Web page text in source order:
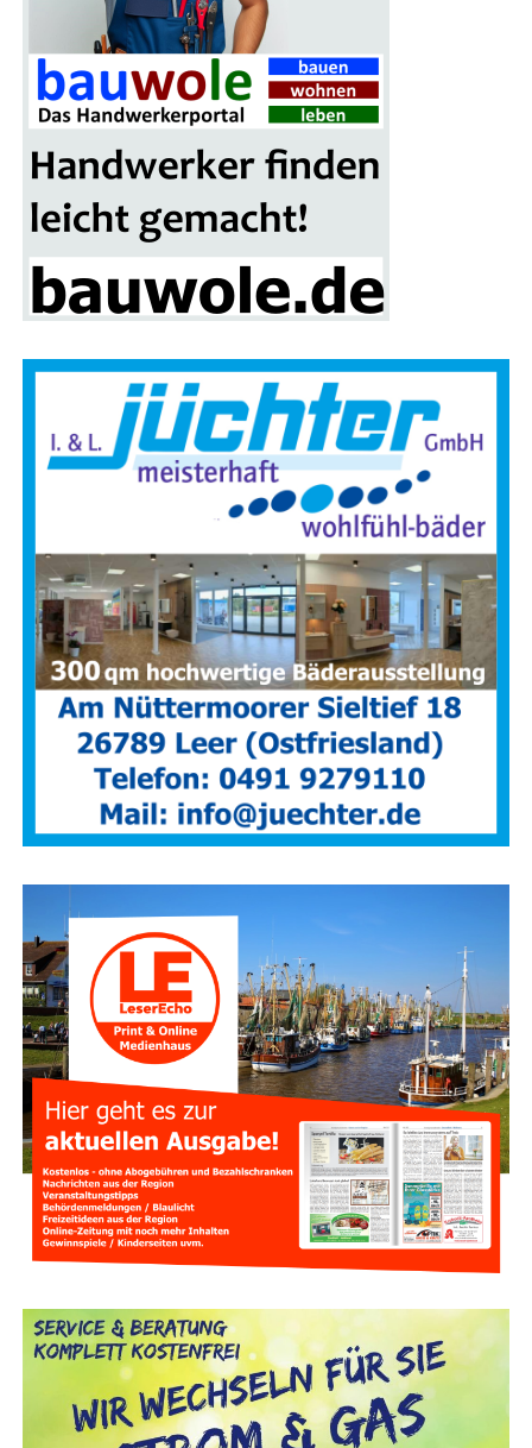
Grup­pen­fo­to vor der Brand­si­mu­la­ti­ons­an­la­ge in Leer:
Sascha Jöhnk („Brand­stif­ter“) von der Fir­ma Blaul & Sei­
fert GmbH aus Gan­der­ke­see , Land­rat Mat­thi­as Groo­te
sowie zwei Teil­neh­mer der Heiß­aus­bil­dung
Schutz­mon­tur und Atem­schutz.
Für die Bevöl­ke­rung ist es eine erfreu­li­che Ent­wick­lung:
In den letz­ten Jah­ren ist die Zahl der Haus­brän­de deut­lich
zurück­ge­gan­gen. Rauch­mel­der sor­gen zudem dafür, dass
Bewoh­ner gefähr­de­te Gebäu­de meist recht­zei­tig ver­las­
Das hat jedoch zur Fol­ge, dass Feu­er­
wehr­leu­te sel­te­ner Gele­gen­heit haben, im Innen­an­griff
prak­ti­sche Erfah­run­gen zu sam­meln.Rou­ti­ne und
siche­re Hand­lungs­ab­läu­fe müs­sen des­halb gezielt trai­
niert wer­den – unter rea­lis­ti­schen Bedingungen.